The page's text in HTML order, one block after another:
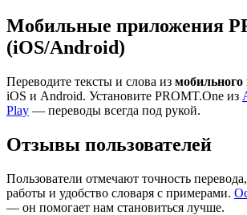
Мобильные приложения
(iOS/Android)
Переводите тексты и слова из
iOS и Android. Установите PROMT.One из
Play — переводы всегда под рукой.
Отзывы пользователей
Пользователи отмечают точность
работы и удобство словаря с примерами.
— он помогает нам становиться лучше.